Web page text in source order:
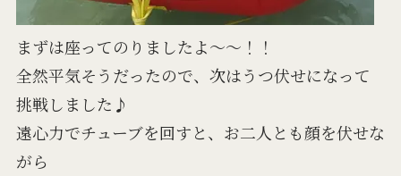
まずは座ってのりましたよ～～！！
全然平気そうだったので、次はうつ伏せになって
挑戦しました♪
遠心力でチューブを回すと、お二人とも顔を伏せな
がら